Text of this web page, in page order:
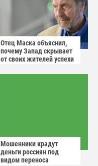
Отец Маска объяснил,
почему Запад скрывает
от своих жителей успехи
Мошенники крадут
деньги россиян под
видом переноса